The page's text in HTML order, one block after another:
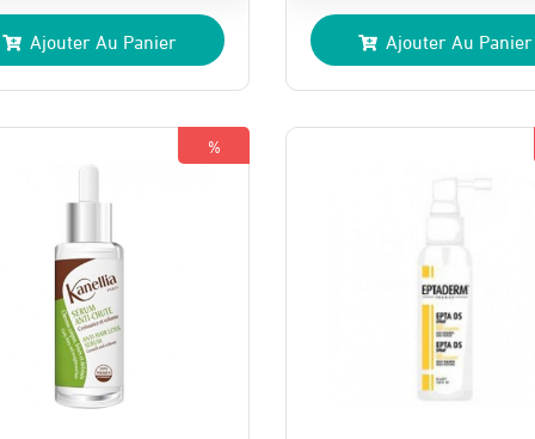
:
Dhs.
Dhs.
Ajouter Au Panier
prix
initial
était :
175 Dhs.
prix
actuel
est :
135 Dhs.
Ajouter Au Panier
%